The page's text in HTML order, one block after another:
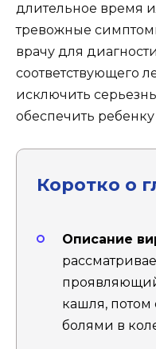
длительное время
тревожные
врачу для
соответствующего
исключить
обеспечить
Коротко о
Описание
кашля,
болями в